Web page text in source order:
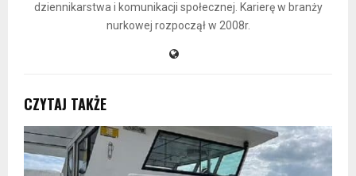
dziennikarstwa i komunikacji społecznej. Karierę w branży
nurkowej rozpoczął w 2008r.
CZYTAJ TAKŻE